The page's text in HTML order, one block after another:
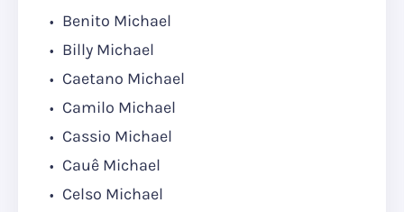
Benito Michael
Billy Michael
Caetano Michael
Camilo Michael
Cassio Michael
Cauê Michael
Celso Michael